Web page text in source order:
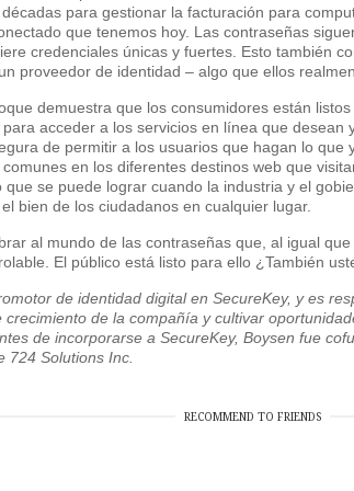
para gestionar la facturación para
que tenemos hoy. Las contraseñas
credenciales únicas y fuertes. Esto también
proveedor de identidad – algo que ellos
demuestra que los consumidores están
acceder a los servicios en línea que desean
de permitir a los usuarios que hagan lo que
en los diferentes destinos web que
que se puede lograr cuando la industria y el
bien de los ciudadanos en cualquier lugar.
al mundo de las contraseñas que, al igual
El público está listo para ello ¿También
de identidad digital en SecureKey, y es
crecimiento de la compañía y cultivar
de incorporarse a SecureKey, Boysen fue
724 Solutions Inc.
RECOMMEND TO FRIENDS